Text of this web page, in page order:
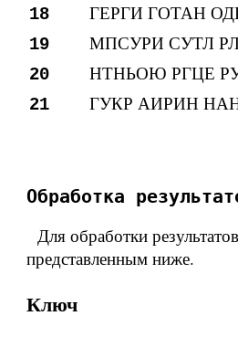
18 ГЕРГИ ГОТАН
19 МПСУРИ СУТЛ
20 НТНЬОЮ РГЦЕ
21 ГУКР АИРИН
Обработка
Для обработки
представленным ниже.
Ключ